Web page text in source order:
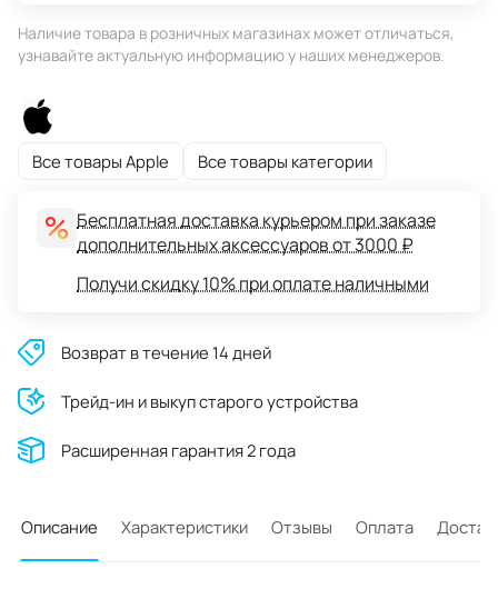
Наличие товара в розничных магазинах может отличаться,
узнавайте актуальную информацию у наших менеджеров.
Все товары Apple Все товары категории
Бесплатная доставка курьером при заказе
дополнительных аксессуаров от 3000 ₽
Получи скидку 10% при оплате наличными
Возврат в течение 14 дней
Трейд-ин и выкуп старого устройства
Расширенная гарантия 2 года
Описание Характеристики Отзывы Оплата